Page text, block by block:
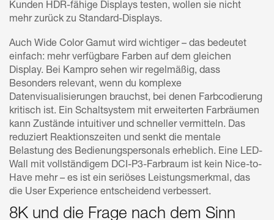
Kunden HDR-fähige Displays testen, wollen sie nicht
mehr zurück zu Standard-Displays.
Auch Wide Color Gamut wird wichtiger – das bedeutet
einfach: mehr verfügbare Farben auf dem gleichen
Display. Bei Kampro sehen wir regelmäßig, dass
Besonders relevant, wenn du komplexe
Datenvisualisierungen brauchst, bei denen Farbcodierung
kritisch ist. Ein Schaltsystem mit erweiterten Farbräumen
kann Zustände intuitiver und schneller vermitteln. Das
reduziert Reaktionszeiten und senkt die mentale
Belastung des Bedienungspersonals erheblich. Eine LED-
Wall mit vollständigem DCI-P3-Farbraum ist kein Nice-to-
Have mehr – es ist ein seriöses Leistungsmerkmal, das
die User Experience entscheidend verbessert.
8K und die Frage nach dem Sinn